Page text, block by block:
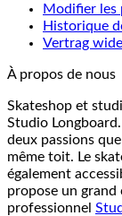
Modifier les
Historique
Vertrag
À propos de nous
Skateshop et
Studio
deux passions
même toit. Le
également
propose un grand
professionnel